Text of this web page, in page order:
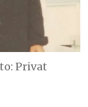
Privat